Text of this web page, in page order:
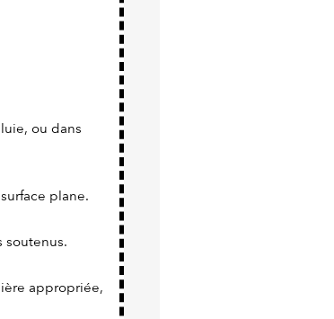
ou dans
plane.
soutenus.
appropriée,